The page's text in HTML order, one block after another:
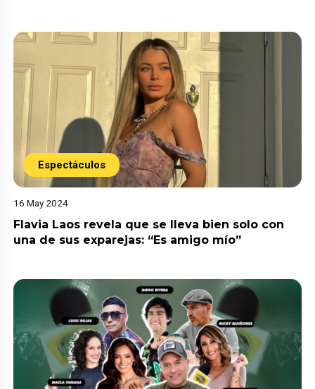
Espectáculos
16 May 2024
Flavia Laos revela que se lleva bien solo con
una de sus exparejas: “Es amigo mío”